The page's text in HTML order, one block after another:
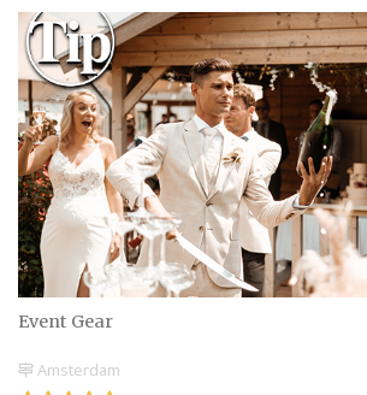
Event Gear
Amsterdam